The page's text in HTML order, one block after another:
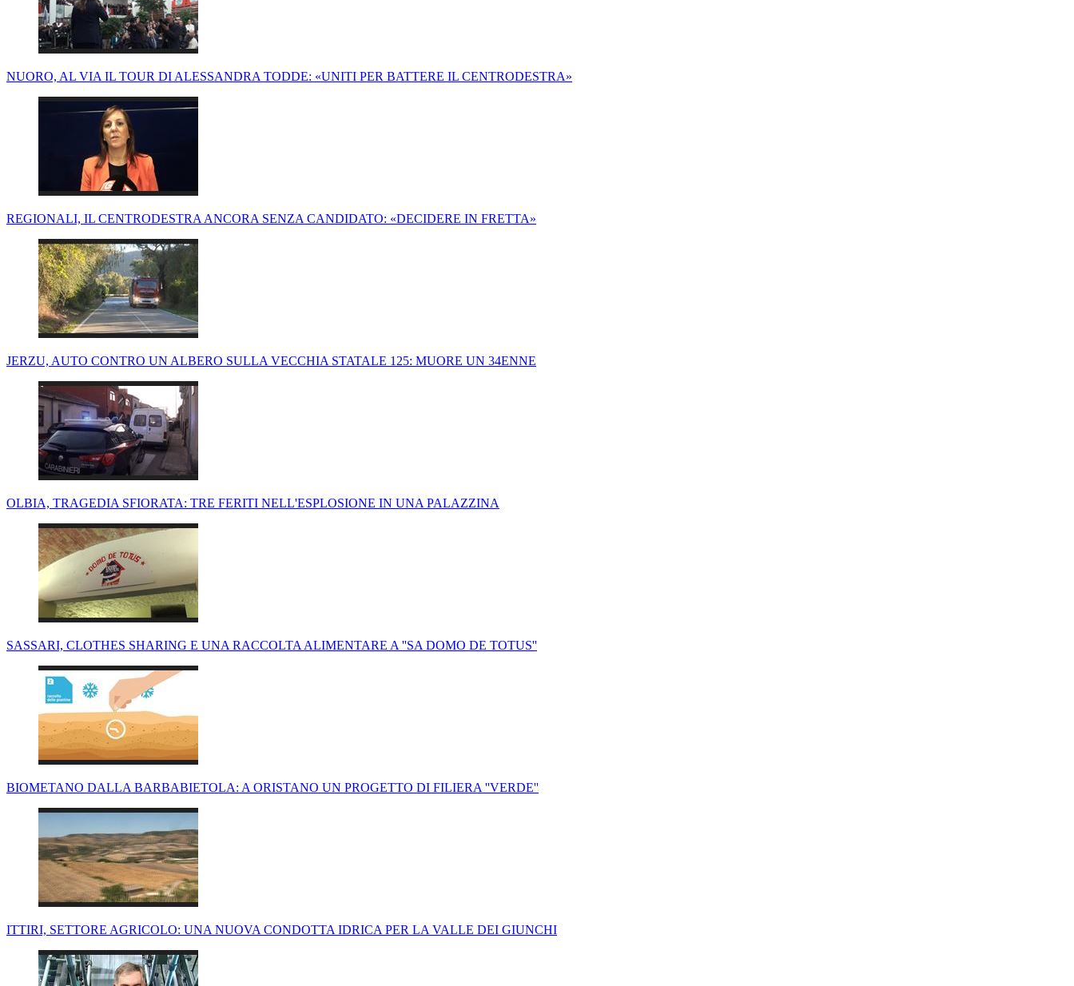
NUORO, AL VIA IL TOUR DI ALESSANDRA TODDE: «UNITI PER BATTERE IL CENTRODESTRA»
REGIONALI, IL CENTRODESTRA ANCORA SENZA CANDIDATO: «DECIDERE IN FRETTA»
JERZU, AUTO CONTRO UN ALBERO SULLA VECCHIA STATALE 125: MUORE UN 34ENNE
OLBIA, TRAGEDIA SFIORATA: TRE FERITI NELL'ESPLOSIONE IN UNA PALAZZINA
SASSARI, CLOTHES SHARING E UNA RACCOLTA ALIMENTARE A ''SA DOMO DE TOTUS''
BIOMETANO DALLA BARBABIETOLA: A ORISTANO UN PROGETTO DI FILIERA ''VERDE''
ITTIRI, SETTORE AGRICOLO: UNA NUOVA CONDOTTA IDRICA PER LA VALLE DEI GIUNCHI